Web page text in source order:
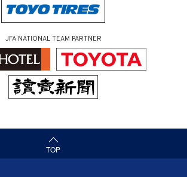
JFA NATIONAL TEAM PARTNER
TOP